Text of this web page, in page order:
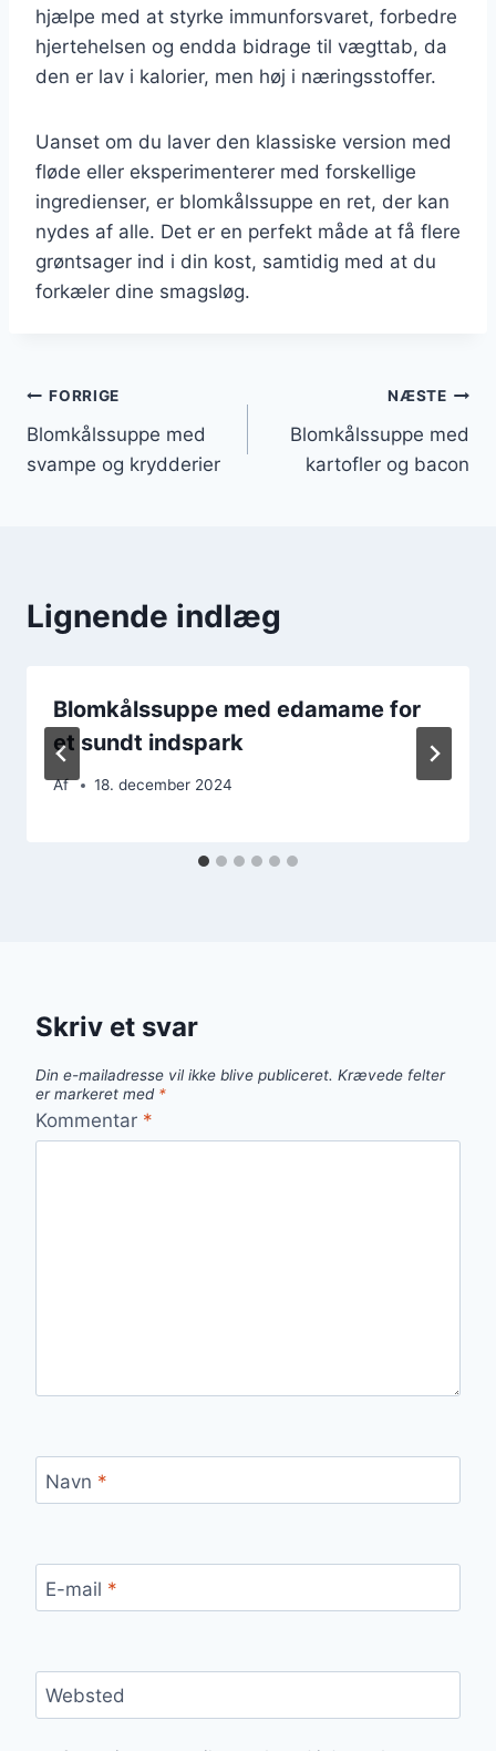
hjælpe med at styrke immunforsvaret, forbedre
hjertehelsen og endda bidrage til vægttab, da
den er lav i kalorier, men høj i næringsstoffer.
Uanset om du laver den klassiske version med
fløde eller eksperimenterer med forskellige
ingredienser, er blomkålssuppe en ret, der kan
nydes af alle. Det er en perfekt måde at få flere
grøntsager ind i din kost, samtidig med at du
forkæler dine smagsløg.
Indlægsnavigation
FORRIGE
Blomkålssuppe med
svampe og krydderier
NÆSTE
Blomkålssuppe med
kartofler og bacon
Lignende indlæg
Blomkålssuppe med edamame for
et sundt indspark
Af 18. december 2024
Skriv et svar
Din e-mailadresse vil ikke blive publiceret. Krævede felter
er markeret med *
Kommentar *
Navn *
E-mail *
Websted